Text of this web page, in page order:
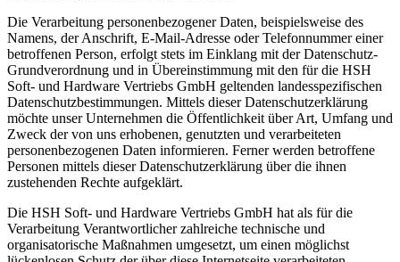
Die Verarbeitung personenbezogener Daten, beispielsweise des
Namens, der Anschrift, E-Mail-Adresse oder Telefonnummer einer
betroffenen Person, erfolgt stets im Einklang mit der Datenschutz-
Grundverordnung und in Übereinstimmung mit den für die HSH
Soft- und Hardware Vertriebs GmbH geltenden landesspezifischen
Datenschutzbestimmungen. Mittels dieser Datenschutzerklärung
möchte unser Unternehmen die Öffentlichkeit über Art, Umfang und
Zweck der von uns erhobenen, genutzten und verarbeiteten
personenbezogenen Daten informieren. Ferner werden betroffene
Personen mittels dieser Datenschutzerklärung über die ihnen
zustehenden Rechte aufgeklärt.
Die HSH Soft- und Hardware Vertriebs GmbH hat als für die
Verarbeitung Verantwortlicher zahlreiche technische und
organisatorische Maßnahmen umgesetzt, um einen möglichst